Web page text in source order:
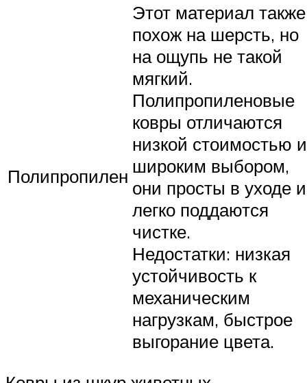
Полипропилен
Этот материал также
похож на шерсть, но
на ощупь не такой
мягкий.
Полипропиленовые
ковры отличаются
низкой стоимостью и
широким выбором,
они просты в уходе и
легко поддаются
чистке.
Недостатки: низкая
устойчивость к
механическим
нагрузкам, быстрое
выгорание цвета.